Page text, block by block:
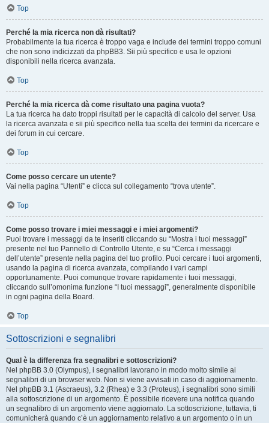
Top
Perché la mia ricerca non dà risultati?
Probabilmente la tua ricerca è troppo vaga e include dei termini troppo comuni
che non sono indicizzati da phpBB3. Sii più specifico e usa le opzioni
disponibili nella ricerca avanzata.
Top
Perché la mia ricerca dà come risultato una pagina vuota?
La tua ricerca ha dato troppi risultati per le capacità di calcolo del server. Usa
la ricerca avanzata e sii più specifico nella tua scelta dei termini da ricercare e
dei forum in cui cercare.
Top
Come posso cercare un utente?
Vai nella pagina “Utenti” e clicca sul collegamento “trova utente”.
Top
Come posso trovare i miei messaggi e i miei argomenti?
Puoi trovare i messaggi da te inseriti cliccando su “Mostra i tuoi messaggi”
presente nel tuo Pannello di Controllo Utente, e su “Cerca i messaggi
dell’utente” presente nella pagina del tuo profilo. Puoi cercare i tuoi argomenti,
usando la pagina di ricerca avanzata, compilando i vari campi
opportunamente. Puoi comunque trovare rapidamente i tuoi messaggi,
cliccando sull’omonima funzione “I tuoi messaggi”, generalmente disponibile
in ogni pagina della Board.
Top
Sottoscrizioni e segnalibri
Qual è la differenza fra segnalibri e sottoscrizioni?
Nel phpBB 3.0 (Olympus), i segnalibri lavorano in modo molto simile ai
segnalibri di un browser web. Non si viene avvisati in caso di aggiornamento.
Nel phpBB 3.1 (Ascraeus), 3.2 (Rhea) e 3.3 (Proteus), i segnalibri sono simili
alla sottoscrizione di un argomento. È possibile ricevere una notifica quando
un segnalibro di un argomento viene aggiornato. La sottoscrizione, tuttavia, ti
comunicherà quando c’è un aggiornamento relativo a un argomento o in un